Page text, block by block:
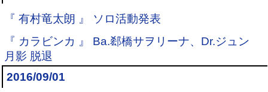
『 有村竜太朗 』 ソロ活動発表
『 カラビンカ 』 Ba.郄橋サヲリーナ、Dr.ジュン
月影 脱退
2016/09/01